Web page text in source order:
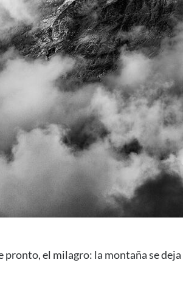
el milagro: la montaña se